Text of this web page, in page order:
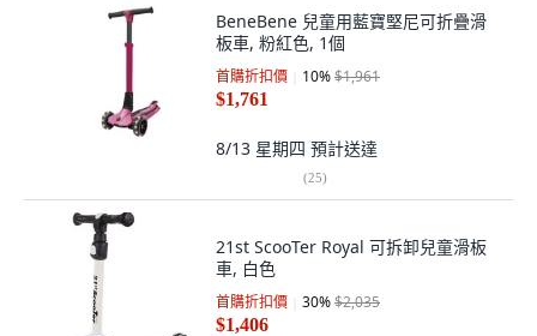
BeneBene 兒童用藍寶堅尼可折疊滑
板車, 粉紅色, 1個
首購折扣價 10%$1,961
$1,761
8/13 星期四 預計送達
(25)
21st ScooTer Royal 可拆卸兒童滑板
車, 白色
首購折扣價 30%$2,035
$1,406